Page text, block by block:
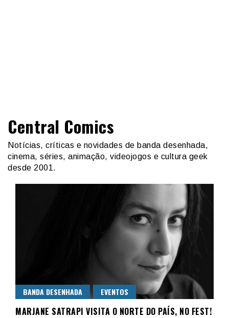
Central Comics
Notícias, críticas e novidades de banda desenhada,
cinema, séries, animação, videojogos e cultura geek
desde 2001.
BANDA DESENHADA EVENTOS
MARJANE SATRAPI VISITA O NORTE DO PAÍS, NO FEST!